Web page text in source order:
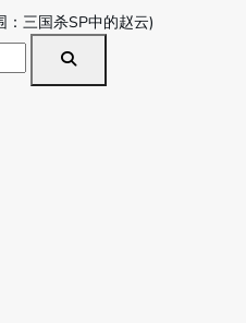
三国杀SP中的赵云)